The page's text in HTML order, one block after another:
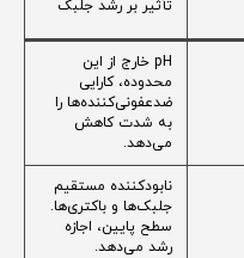
تأثیر بر رشد جلبک
pH خارج از این
محدوده، کارایی
ضدعفونی‌کننده‌ها را
به شدت کاهش
می‌دهد.
نابودکننده مستقیم
جلبک‌ها و باکتری‌ها.
سطح پایین، اجازه
رشد می‌دهد.